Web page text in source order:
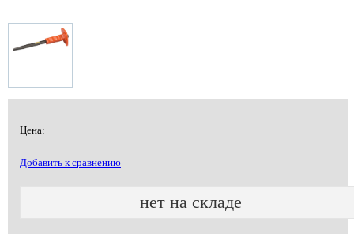
Цена:
Добавить к сравнению
нет на складе